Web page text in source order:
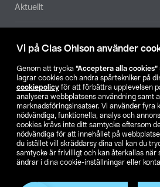
Vi på Clas Ohlson använder
Genom att trycka ”Acceptera alla cookies”
lagrar cookies och andra spårtekniker på
cookiepolicy för att förbättra upplevelsen
analysera webbplatsens användning samt
marknadsföringsinsatser. Vi använder fyra
nödvändiga, funktionella, analys och
cookies krävs inte ditt samtycke eftersom
nödvändiga för att innehållet på
du istället vill skräddarsy dina val kan du
samtycke är frivilligt och kan återkallas när
ändrar i dina cookie-inställningar eller
Aktuellt
Hitta butik
SE NO FI
Ändra till priser